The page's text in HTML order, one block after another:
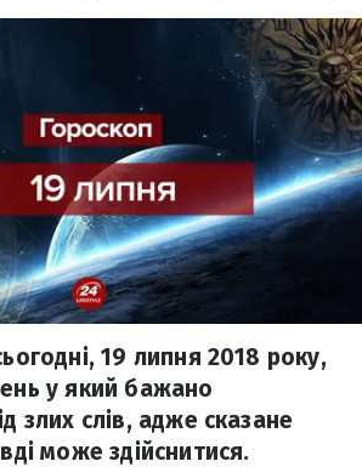
19 липня 2018 року,
у який бажано
злих слів, адже сказане
може здійснитися.